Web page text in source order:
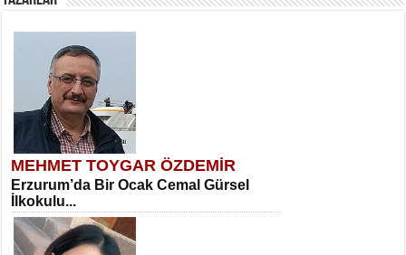
MEHMET TOYGAR ÖZDEMİR
Erzurum’da Bir Ocak Cemal Gürsel
İlkokulu...